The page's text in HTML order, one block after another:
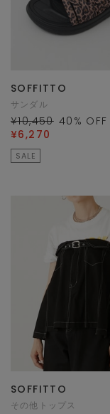
SOFFITTO
サンダル
¥10,450 40 % OFF
¥6,270
SALE
SOFFITTO
その他トップス